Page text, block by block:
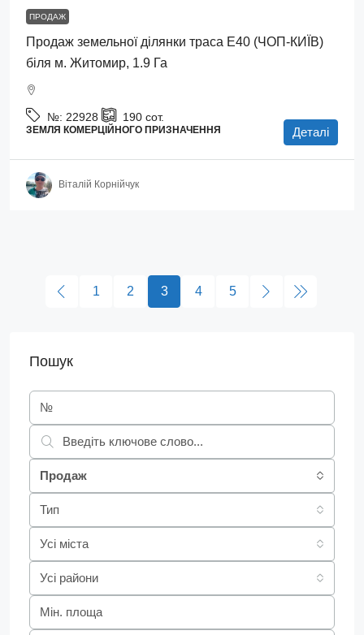
ПРОДАЖ
Продаж земельної ділянки траса Е40 (ЧОП-КИЇВ)
біля м. Житомир, 1.9 Га
№: 22928 190 сот.
ЗЕМЛЯ КОМЕРЦІЙНОГО ПРИЗНАЧЕННЯ Деталі
Віталій Корнійчук
1 2 3 4 5
Пошук
Продаж
Тип
Усі міста
Усі райони